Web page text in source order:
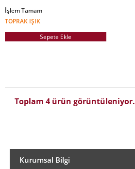
İşlem Tamam
TOPRAK IŞIK
Sepete Ekle
Toplam 4 ürün görüntüleniyor.
Kurumsal Bilgi